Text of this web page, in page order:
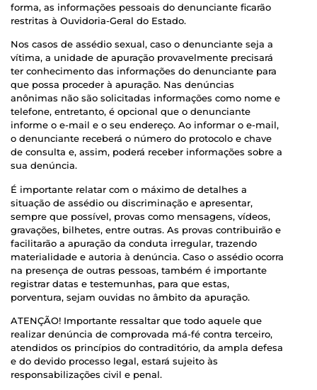
forma, as informações pessoais do denunciante ficarão
restritas à Ouvidoria-Geral do Estado.
Nos casos de assédio sexual, caso o denunciante seja a
vítima, a unidade de apuração provavelmente precisará
ter conhecimento das informações do denunciante para
que possa proceder à apuração. Nas denúncias
anônimas não são solicitadas informações como nome e
telefone, entretanto, é opcional que o denunciante
informe o e-mail e o seu endereço. Ao informar o e-mail,
o denunciante receberá o número do protocolo e chave
de consulta e, assim, poderá receber informações sobre a
sua denúncia.
É importante relatar com o máximo de detalhes a
situação de assédio ou discriminação e apresentar,
sempre que possível, provas como mensagens, vídeos,
gravações, bilhetes, entre outras. As provas contribuirão e
facilitarão a apuração da conduta irregular, trazendo
materialidade e autoria à denúncia. Caso o assédio ocorra
na presença de outras pessoas, também é importante
registrar datas e testemunhas, para que estas,
porventura, sejam ouvidas no âmbito da apuração.
ATENÇÃO! Importante ressaltar que todo aquele que
realizar denúncia de comprovada má-fé contra terceiro,
atendidos os princípios do contraditório, da ampla defesa
e do devido processo legal, estará sujeito às
responsabilizações civil e penal.